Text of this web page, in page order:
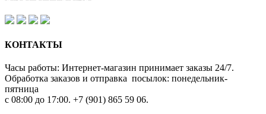
КОНТАКТЫ
Часы работы: Интернет-магазин принимает заказы 24/7.
Обработка заказов и отправка посылок: понедельник-
пятница
с 08:00 до 17:00. +7 (901) 865 59 06.